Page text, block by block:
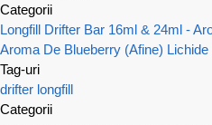
Categorii
Longfill Drifter Bar 16ml & 24ml -
Aroma De Blueberry (Afine) Lichide
Tag-uri
drifter longfill
Categorii